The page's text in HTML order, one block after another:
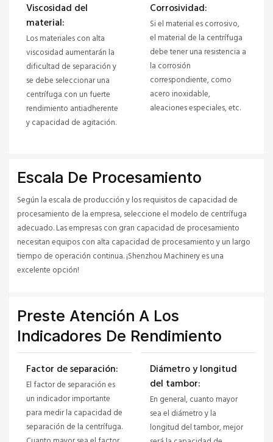
Viscosidad del
material:
Los materiales con alta
viscosidad aumentarán la
dificultad de separación y
se debe seleccionar una
centrífuga con un fuerte
rendimiento antiadherente
y capacidad de agitación.
Corrosividad:
Si el material es corrosivo,
el material de la centrífuga
debe tener una resistencia a
la corrosión
correspondiente, como
acero inoxidable,
aleaciones especiales, etc.
Escala De Procesamiento
Según la escala de producción y los requisitos de capacidad de
procesamiento de la empresa, seleccione el modelo de centrífuga
adecuado. Las empresas con gran capacidad de procesamiento
necesitan equipos con alta capacidad de procesamiento y un largo
tiempo de operación continua. ¡Shenzhou Machinery es una
excelente opción!
Preste Atención A Los
Indicadores De Rendimiento
Factor de separación:
El factor de separación es
un indicador importante
para medir la capacidad de
separación de la centrífuga.
Diámetro y longitud
del tambor:
En general, cuanto mayor
sea el diámetro y la
longitud del tambor, mejor